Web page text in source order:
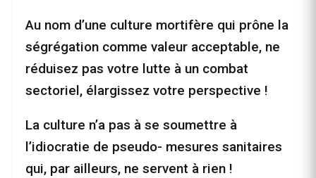
Au nom d’une culture mortifère qui prône la
ségrégation comme valeur acceptable, ne
réduisez pas votre lutte à un combat
sectoriel, élargissez votre perspective !
La culture n’a pas à se soumettre à
l’idiocratie de pseudo- mesures sanitaires
qui, par ailleurs, ne servent à rien !